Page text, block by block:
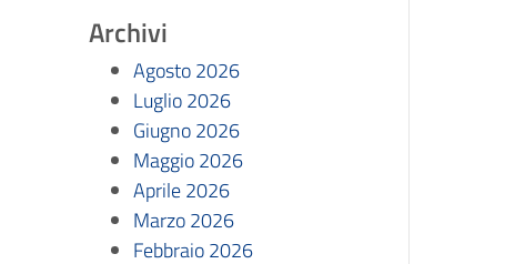
Archivi
Agosto 2026
Luglio 2026
Giugno 2026
Maggio 2026
Aprile 2026
Marzo 2026
Febbraio 2026